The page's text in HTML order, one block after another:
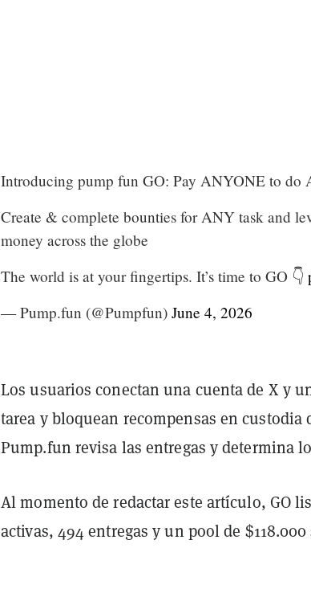
Introducing pump fun GO: Pay ANYONE to
Create & complete bounties for ANY task and
money across the globe
The world is at your fingertips. It’s time to GO 👇
— Pump.fun (@Pumpfun) June 4, 2026
Los usuarios conectan una cuenta de X y
tarea y bloquean recompensas en custodia
Pump.fun revisa las entregas y determina
Al momento de redactar este artículo, GO
activas, 494 entregas y un pool de